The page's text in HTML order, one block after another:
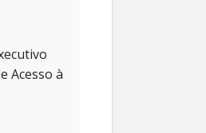
Acesso à